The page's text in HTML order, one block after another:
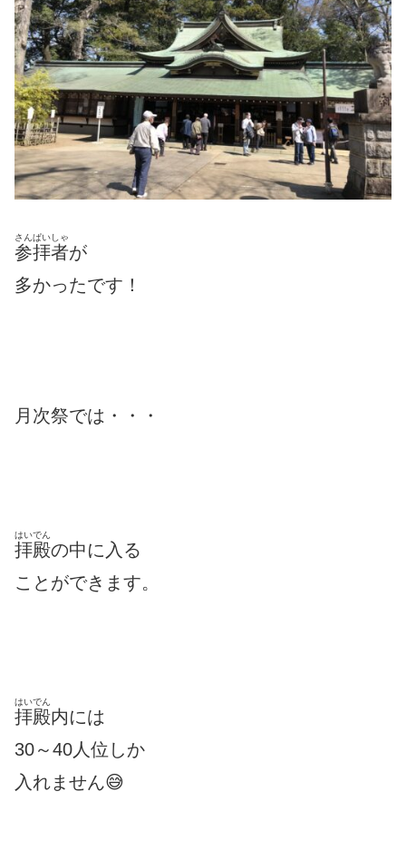
参拝者
さんぱいしゃ
が
多かったです！
月次祭では・・・
拝殿
はいでん
の中に入る
ことができます。
拝殿
はいでん
内には
30～40人位しか
入れません😅